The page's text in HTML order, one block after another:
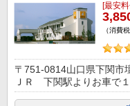
[最安
（消費
〒751-0814山口県下関市
ＪＲ 下関駅よりお車で